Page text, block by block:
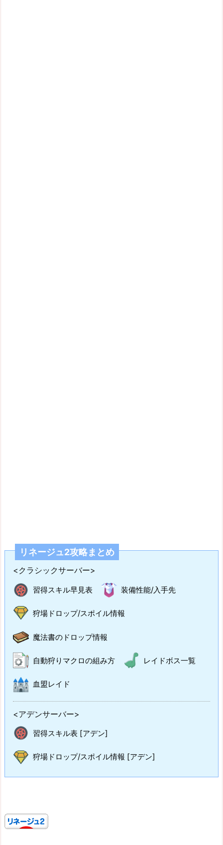
リネージュ2攻略まとめ
<クラシックサーバー>
習得スキル早見表 装備性能/入手先
狩場ドロップ/スポイル情報
魔法書のドロップ情報
自動狩りマクロの組み方 レイドボス一覧
血盟レイド
<アデンサーバー>
習得スキル表 [アデン]
狩場ドロップ/スポイル情報 [アデン]